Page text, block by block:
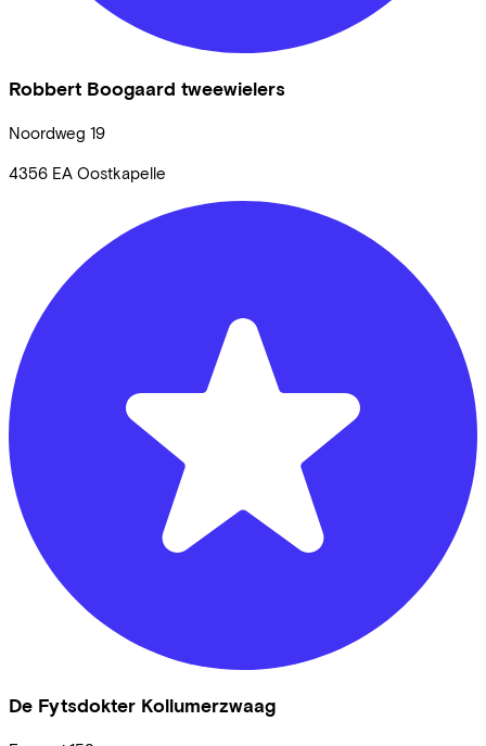
Robbert Boogaard tweewielers
Noordweg 19
4356 EA Oostkapelle
De Fytsdokter Kollumerzwaag